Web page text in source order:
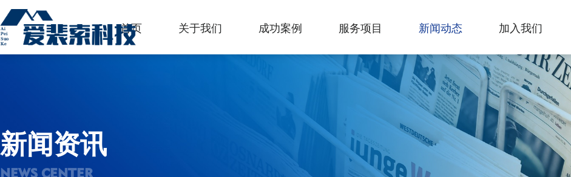
首页 关于我们 成功案例 服务项目 新闻动态 加入我们
新闻资讯
NEWS CENTER